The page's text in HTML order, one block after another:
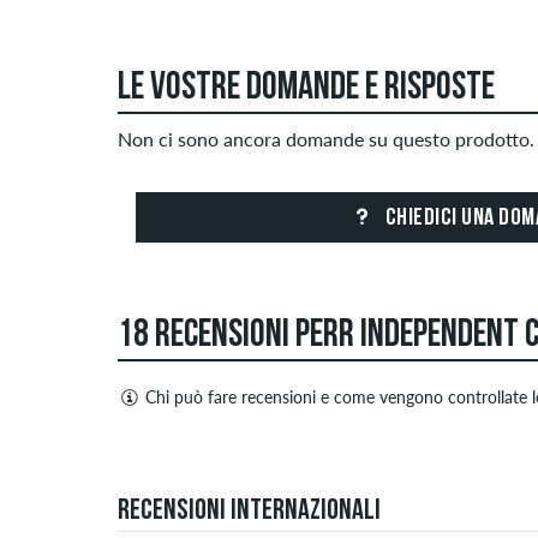
LE VOSTRE DOMANDE E RISPOSTE
Non ci sono ancora domande su questo
CHIEDICI UNA
18 RECENSIONI PERR INDEPENDENT
Chi può fare recensioni e come vengono controllate
negative. Le recensioni con contenuti offensivi
terze parti non verranno pubblicate. La
4.5
Recensioni internazionali